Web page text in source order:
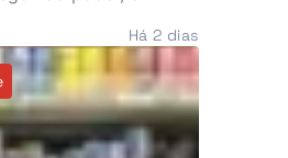
as críticas da
a alimentar
o estado de
de Estado, de 93
Há 2 dias